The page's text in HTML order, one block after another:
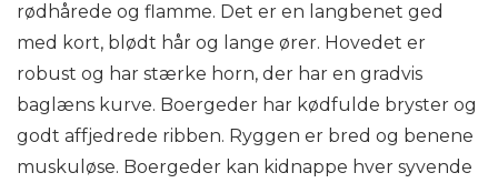
rødhårede og flamme. Det er en langbenet ged
med kort, blødt hår og lange ører. Hovedet er
robust og har stærke horn, der har en gradvis
baglæns kurve. Boergeder har kødfulde bryster og
godt affjedrede ribben. Ryggen er bred og benene
muskuløse. Boergeder kan kidnappe hver syvende